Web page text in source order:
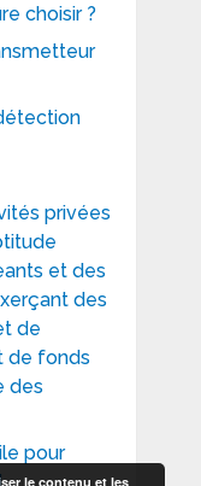
choisir ?
privées
et des
des
de
de fonds
des
pour
le contenu et les